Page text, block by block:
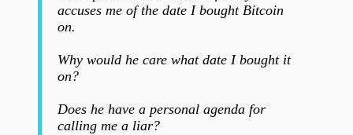
accuses me of the date I bought Bitcoin
on.
Why would he care what date I bought it
on?
Does he have a personal agenda for
calling me a liar?